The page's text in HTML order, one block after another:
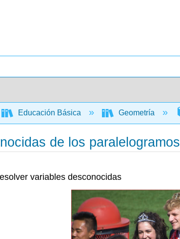
global
Educación Básica Geometría
de los paralelogramos
variables desconocidas